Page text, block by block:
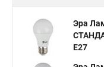
Эра
E27